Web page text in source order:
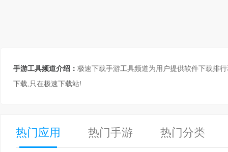
手游工具频道介绍： 极速下载手游工具频道为用户提供软件下载排
下载,只在极速下载站!
热门应用 热门手游 热门分类